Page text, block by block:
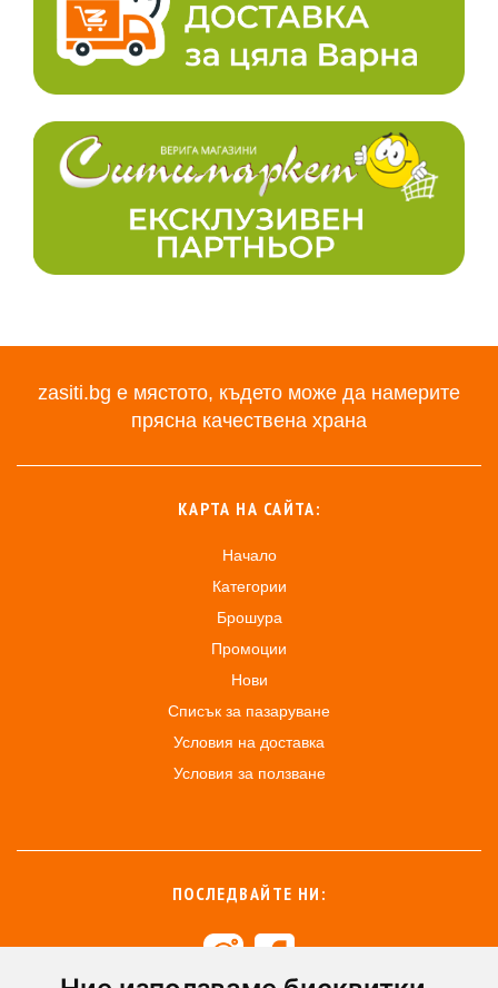
zasiti.bg е мястото, където може да намерите
прясна качествена храна
КАРТА НА САЙТА:
Начало
Категории
Брошура
Промоции
Нови
Списък за пазаруване
Условия на доставка
Условия за ползване
ПОСЛЕДВАЙТЕ НИ: